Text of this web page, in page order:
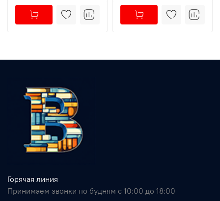
Горячая линия
Принимаем звонки по будням с 10:00 до 18:00